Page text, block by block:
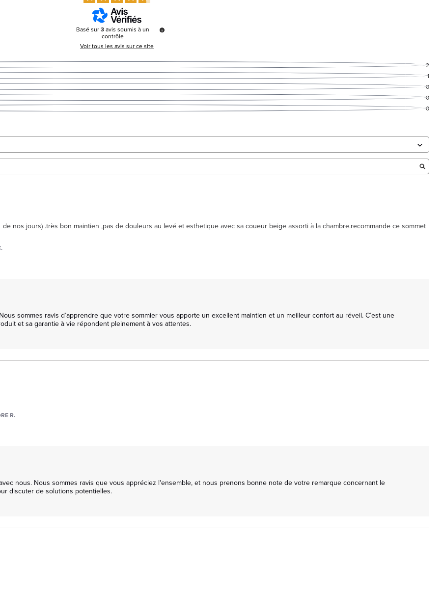
Basé sur3avis soumis à un
contrôle
Voir tous les avis sur ce site
2
1
0
0
0
nos jours) .très bon maintien ,pas de douleurs au levé et esthetique avec sa coueur beige assorti à la chambre.recommande ce sommet
sommes ravis d’apprendre que votre sommier vous apporte un excellent maintien et un meilleur confort au réveil. C’est une
et sa garantie à vie répondent pleinement à vos attentes.
R.
nous. Nous sommes ravis que vous appréciez l'ensemble, et nous prenons bonne note de votre remarque concernant le
discuter de solutions potentielles.